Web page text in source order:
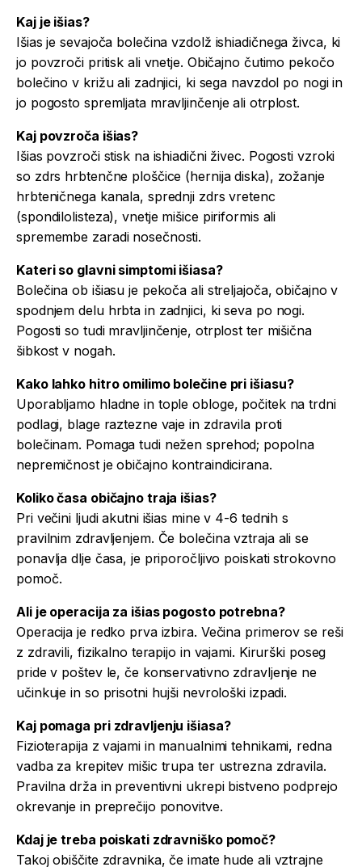
Kaj je išias?
Išias je sevajoča bolečina vzdolž ishiadičnega živca, ki
jo povzroči pritisk ali vnetje. Običajno čutimo pekočo
bolečino v križu ali zadnjici, ki sega navzdol po nogi in
jo pogosto spremljata mravljinčenje ali otrplost.
Kaj povzroča išias?
Išias povzroči stisk na ishiadični živec. Pogosti vzroki
so zdrs hrbtenčne ploščice (hernija diska), zožanje
hrbteničnega kanala, sprednji zdrs vretenc
(spondilolisteza), vnetje mišice piriformis ali
spremembe zaradi nosečnosti.
Kateri so glavni simptomi išiasa?
Bolečina ob išiasu je pekoča ali streljajoča, običajno v
spodnjem delu hrbta in zadnjici, ki seva po nogi.
Pogosti so tudi mravljinčenje, otrplost ter mišična
šibkost v nogah.
Kako lahko hitro omilimo bolečine pri išiasu?
Uporabljamo hladne in tople obloge, počitek na trdni
podlagi, blage raztezne vaje in zdravila proti
bolečinam. Pomaga tudi nežen sprehod; popolna
nepremičnost je običajno kontraindicirana.
Koliko časa običajno traja išias?
Pri večini ljudi akutni išias mine v 4-6 tednih s
pravilnim zdravljenjem. Če bolečina vztraja ali se
ponavlja dlje časa, je priporočljivo poiskati strokovno
pomoč.
Ali je operacija za išias pogosto potrebna?
Operacija je redko prva izbira. Večina primerov se reši
z zdravili, fizikalno terapijo in vajami. Kirurški poseg
pride v poštev le, če konservativno zdravljenje ne
učinkuje in so prisotni hujši nevrološki izpadi.
Kaj pomaga pri zdravljenju išiasa?
Fizioterapija z vajami in manualnimi tehnikami, redna
vadba za krepitev mišic trupa ter ustrezna zdravila.
Pravilna drža in preventivni ukrepi bistveno podprejo
okrevanje in preprečijo ponovitve.
Kdaj je treba poiskati zdravniško pomoč?
Takoj obiščite zdravnika, če imate hude ali vztrajne